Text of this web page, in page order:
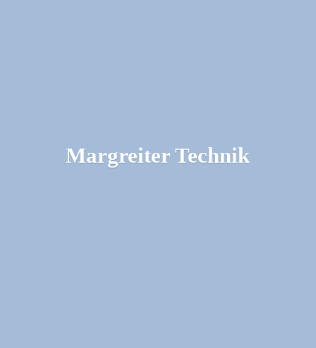
Margreiter Technik